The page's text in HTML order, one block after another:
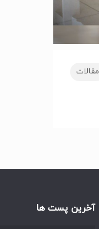
مقالات
آخرین پست ها